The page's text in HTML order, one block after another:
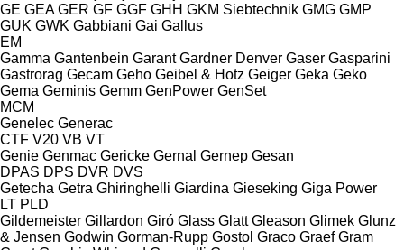
GE GEA GER GF GGF GHH GKM Siebtechnik GMG GMP
GUK GWK Gabbiani Gai Gallus
EM
Gamma Gantenbein Garant Gardner Denver Gaser Gasparini
Gastrorag Gecam Geho Geibel & Hotz Geiger Geka Geko
Gema Geminis Gemm GenPower GenSet
MCM
Genelec Generac
CTF V20 VB VT
Genie Genmac Gericke Gernal Gernep Gesan
DPAS DPS DVR DVS
Getecha Getra Ghiringhelli Giardina Gieseking Giga Power
LT PLD
Gildemeister Gillardon Giró Glass Glatt Gleason Glimek Glunz
& Jensen Godwin Gorman-Rupp Gostol Graco Graef Gram